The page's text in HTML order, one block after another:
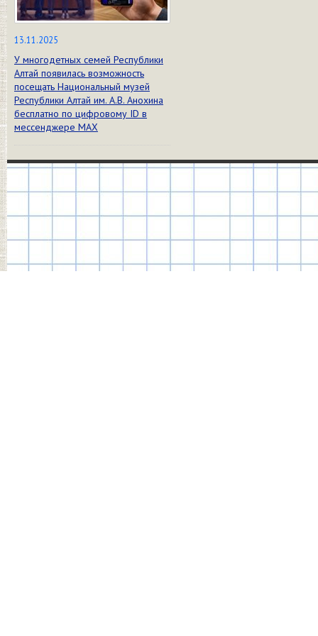
13.11.2025
У многодетных семей Республики
Алтай появилась возможность
посещать Национальный музей
Республики Алтай им. А.В. Анохина
бесплатно по цифровому ID в
мессенджере МАХ